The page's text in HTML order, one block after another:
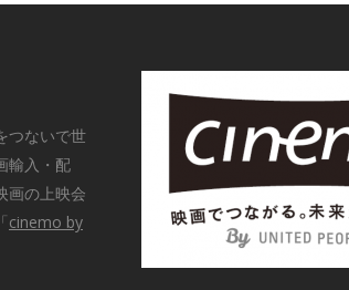
つないで世
輸入・配
画の上映会
cinemo by